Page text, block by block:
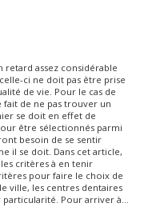
retard assez considérable
ci ne doit pas être prise
de vie. Pour le cas de
fait de ne pas trouver un
se doit en effet de
être sélectionnés parmi
besoin de se sentir
il se doit. Dans cet article,
critères à en tenir
pour faire le choix de
ville, les centres dentaires
particularité. Pour arriver à…